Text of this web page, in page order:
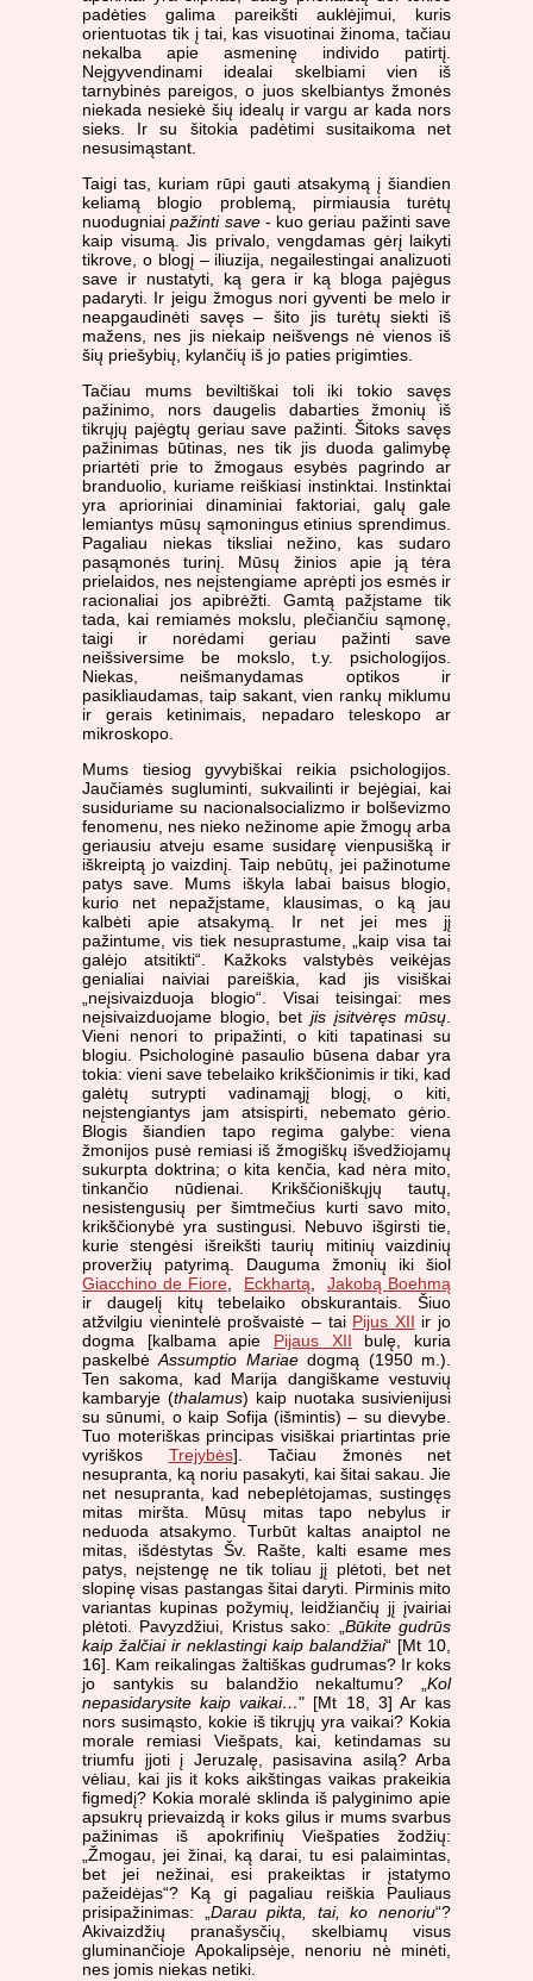
padėties galima pareikšti auklėjimui, kuris
orientuotas tik į tai, kas visuotinai žinoma, tačiau
nekalba apie asmeninę individo patirtį.
Neįgyvendinami idealai skelbiami vien iš
tarnybinės pareigos, o juos skelbiantys žmonės
niekada nesiekė šių idealų ir vargu ar kada nors
sieks. Ir su šitokia padėtimi susitaikoma net
nesusimąstant.
Taigi tas, kuriam rūpi gauti atsakymą į šiandien
keliamą blogio problemą, pirmiausia turėtų
nuodugniaipažinti save- kuo geriau pažinti save
kaip visumą. Jis privalo, vengdamas gėrį laikyti
tikrove, o blogį – iliuzija, negailestingai analizuoti
save ir nustatyti, ką gera ir ką bloga pajėgus
padaryti. Ir jeigu žmogus nori gyventi be melo ir
neapgaudinėti savęs – šito jis turėtų siekti iš
mažens, nes jis niekaip neišvengs nė vienos iš
šių priešybių, kylančių iš jo paties prigimties.
Tačiau mums beviltiškai toli iki tokio savęs
pažinimo, nors daugelis dabarties žmonių iš
tikrųjų pajėgtų geriau save pažinti. Šitoks savęs
pažinimas būtinas, nes tik jis duoda galimybę
priartėti prie to žmogaus esybės pagrindo ar
branduolio, kuriame reiškiasi instinktai. Instinktai
yra aprioriniai dinaminiai faktoriai, galų gale
lemiantys mūsų sąmoningus etinius sprendimus.
Pagaliau niekas tiksliai nežino, kas sudaro
pasąmonės turinį. Mūsų žinios apie ją tėra
prielaidos, nes neįstengiame aprėpti jos esmės ir
racionaliai jos apibrėžti. Gamtą pažįstame tik
tada, kai remiamės mokslu, plečiančiu sąmonę,
taigi ir norėdami geriau pažinti save
neišsiversime be mokslo, t.y. psichologijos.
Niekas, neišmanydamas optikos ir
pasikliaudamas, taip sakant, vien rankų miklumu
ir gerais ketinimais, nepadaro teleskopo ar
mikroskopo.
Mums tiesiog gyvybiškai reikia psichologijos.
Jaučiamės sugluminti, sukvailinti ir bejėgiai, kai
susiduriame su nacionalsocializmo ir bolševizmo
fenomenu, nes nieko nežinome apie žmogų arba
geriausiu atveju esame susidarę vienpusišką ir
iškreiptą jo vaizdinį. Taip nebūtų, jei pažinotume
patys save. Mums iškyla labai baisus blogio,
kurio net nepažįstame, klausimas, o ką jau
kalbėti apie atsakymą. Ir net jei mes jį
pažintume, vis tiek nesuprastume, „kaip visa tai
galėjo atsitikti“. Kažkoks valstybės veikėjas
genialiai naiviai pareiškia, kad jis visiškai
„neįsivaizduoja blogio“. Visai teisingai: mes
neįsivaizduojame blogio, bet jis įsitvėręs mūsų.
Vieni nenori to pripažinti, o kiti tapatinasi su
blogiu. Psichologinė pasaulio būsena dabar yra
tokia: vieni save tebelaiko krikščionimis ir tiki, kad
galėtų sutrypti vadinamąjį blogį, o kiti,
neįstengiantys jam atsispirti, nebemato gėrio.
Blogis šiandien tapo regima galybe: viena
žmonijos pusė remiasi iš žmogiškų išvedžiojamų
sukurpta doktrina; o kita kenčia, kad nėra mito,
tinkančio nūdienai. Krikščioniškųjų tautų,
nesistengusių per šimtmečius kurti savo mito,
krikščionybė yra sustingusi. Nebuvo išgirsti tie,
kurie stengėsi išreikšti taurių mitinių vaizdinių
proveržių patyrimą. Dauguma žmonių iki šiol
Giacchino de Fiore, Eckhartą, Jakobą Boehmą
ir daugelį kitų tebelaiko obskurantais. Šiuo
atžvilgiu vienintelė prošvaistė – tai Pijus XII ir jo
dogma [kalbama apie Pijaus XII bulę, kuria
paskelbėAssumptio Mariaedogmą (1950 m.).
Ten sakoma, kad Marija dangiškame vestuvių
kambaryje (thalamus) kaip nuotaka susivienijusi
su sūnumi, o kaip Sofija (išmintis) – su dievybe.
Tuo moteriškas principas visiškai priartintas prie
vyriškos Trejybės]. Tačiau žmonės net
nesupranta, ką noriu pasakyti, kai šitai sakau. Jie
net nesupranta, kad nebeplėtojamas, sustingęs
mitas miršta. Mūsų mitas tapo nebylus ir
neduoda atsakymo. Turbūt kaltas anaiptol ne
mitas, išdėstytas Šv. Rašte, kalti esame mes
patys, neįstengę ne tik toliau jį plėtoti, bet net
slopinę visas pastangas šitai daryti. Pirminis mito
variantas kupinas požymių, leidžiančių jį įvairiai
plėtoti. Pavyzdžiui, Kristus sako: „Būkite gudrūs
kaip žalčiai ir neklastingi kaip balandžiai“ [Mt 10,
16]. Kam reikalingas žaltiškas gudrumas? Ir koks
jo santykis su balandžio nekaltumu? „Kol
nepasidarysite kaip vaikai…" [Mt 18, 3] Ar kas
nors susimąsto, kokie iš tikrųjų yra vaikai? Kokia
morale remiasi Viešpats, kai, ketindamas su
triumfu įjoti į Jeruzalę, pasisavina asilą? Arba
vėliau, kai jis it koks aikštingas vaikas prakeikia
figmedį? Kokia moralė sklinda iš palyginimo apie
apsukrų prievaizdą ir koks gilus ir mums svarbus
pažinimas iš apokrifinių Viešpaties žodžių:
„Žmogau, jei žinai, ką darai, tu esi palaimintas,
bet jei nežinai, esi prakeiktas ir įstatymo
pažeidėjas“? Ką gi pagaliau reiškia Pauliaus
prisipažinimas: „Darau pikta, tai, ko nenoriu“?
Akivaizdžių pranašysčių, skelbiamų visus
gluminančioje Apokalipsėje, nenoriu nė minėti,
nes jomis niekas netiki.